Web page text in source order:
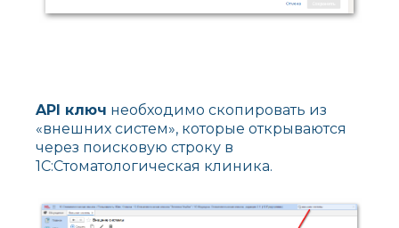
API ключ необходимо скопировать из
«внешних систем», которые открываются
через поисковую строку в
1С:Стоматологическая клиника.